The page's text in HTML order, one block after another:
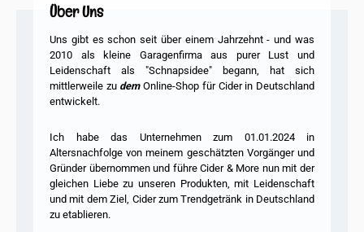
Über Uns
Uns gibt es schon seit über einem Jahrzehnt - und was
2010 als kleine Garagenfirmaaus purer Lust und
Leidenschaft als "Schnapsidee" begann, hat sich
mittlerweile zu demOnline-Shop für Cider in Deutschland
entwickelt.
Ich habe das Unternehmen zum 01.01.2024 in
Altersnachfolge von meinem geschätzten Vorgänger und
Gründer übernommen und führe Cider & More nun mit der
gleichen Liebe zu unseren Produkten, mit Leidenschaft
und mit dem Ziel, Cider zum Trendgetränk in Deutschland
zu etablieren.